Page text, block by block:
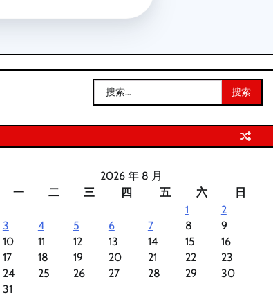
索：
2026 年 8 月
一
二 三 四 五 六
日
1
2
3
4 5 6 7 8
9
10
11 12 13 14 15
16
17
18 19 20 21 22
23
24
25 26 27 28 29
30
31